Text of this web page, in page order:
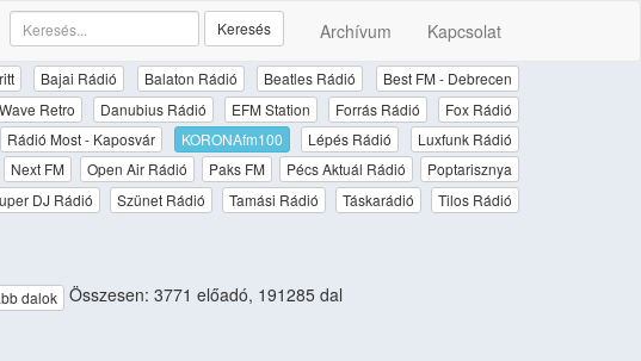
Archívum Kapcsolat
Keresés
Bajai Rádió Balaton Rádió Beatles Rádió
Best FM - Debrecen
Retro Danubius Rádió EFM Station Forrás Rádió
Fox Rádió
Rádió Most - Kaposvár KORONAfm100 Lépés Rádió
Luxfunk Rádió
Next FM Open Air Rádió Paks FM Pécs Aktuál Rádió
Poptarisznya
DJ Rádió Szünet Rádió Tamási Rádió Táskarádió
Tilos Rádió
dalok Összesen: 3771 előadó, 191285 dal